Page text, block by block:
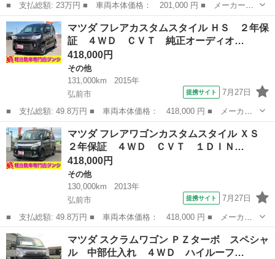
■ 支払総額: 23万円 ■ 車両本体価格： 201,000 円 ■ メーカー
名： マツダ ■ 車種名： キャロルエコ ■ グレード名： ＥＣＯ
－Ｘ ■ 排気量： 660cc ■ ドア枚数： 5D ■ ミッション：
CVT...
秋田 にかほ市 その他
マツダ フレアカスタムスタイル ＨＳ ２年保
証 ４ＷＤ ＣＶＴ 純正オーディオ…
418,000円
その他
131,000km
2015年
弘前市
提携サイト 7月27日
■ 支払総額: 49.8万円 ■ 車両本体価格： 418,000 円 ■ メーカー
名： マツダ ■ 車種名： フレアカスタムスタイル ■ グレード
名： ＨＳ ２年保証 ４ＷＤ ＣＶＴ 純正オーディオ ステアリ
ングリモコン ...
青森 弘前市 その他
マツダ フレアワゴンカスタムスタイル ＸＳ
２年保証 ４ＷＤ ＣＶＴ １ＤＩＮ…
418,000円
その他
130,000km
2013年
弘前市
提携サイト 7月27日
■ 支払総額: 49.8万円 ■ 車両本体価格： 418,000 円 ■ メーカー
名： マツダ ■ 車種名： フレアワゴンカスタムスタイル ■ グレ
ード名： ＸＳ ２年保証 ４ＷＤ ＣＶＴ １ＤＩＮオーディオ
シートヒータ...
青森 その他
マツダ スクラムワゴン ＰＺターボ スペシャ
ル 中部仕入れ ４ＷＤ ハイルーフ…